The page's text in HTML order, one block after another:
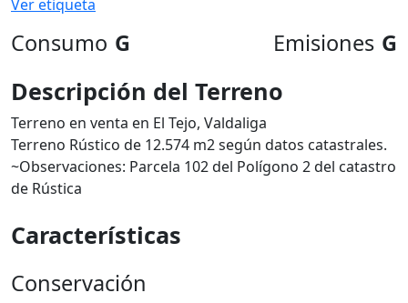
Ver etiqueta
Consumo G Emisiones G
Descripción del Terreno
Terreno en venta en El Tejo, Valdaliga
Terreno Rústico de 12.574 m2 según datos catastrales.
~Observaciones: Parcela 102 del Polígono 2 del catastro
de Rústica
Características
Conservación